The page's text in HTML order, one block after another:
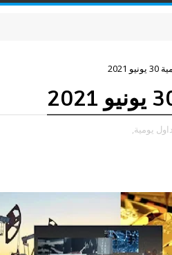
يومية,